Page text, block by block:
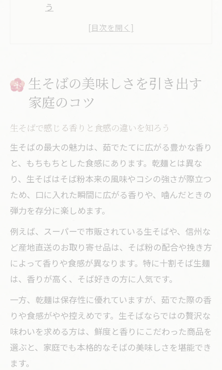
う
美味しい生そばを家庭で仕上げる茹で方
失敗しない生そばの扱いと保存方法
市販生そばの選び方と味わい深い楽しみ方
スーパーの生そばで味を見極めるポイン
ト
生そばのパッケージ表示に注目する理由
生そばと乾麺の食感の違いを比べてみよ
う
市販生そばを美味しく楽しむアレンジ法
生そばの食感と香りで変わる食卓体験
食卓を彩る生そばの魅力と香りの秘密
生そばの食感が与える満足感とは
家庭で再現できる生そばの食感の工夫
生そばの香りを引き立てる薬味の選び方
スーパーで見つける本当に美味しい生そば
生そばの美味しさを引き出す
家庭のコツ
生そばで感じる香りと食感の違いを知ろう
生そばの最大の魅力は、茹でたてに広がる豊かな香り
と、もちもちとした食感にあります。乾麺とは異な
り、生そばはそば粉本来の風味やコシの強さが際立つ
ため、口に入れた瞬間に広がる香りや、噛んだときの
弾力を存分に楽しめます。
例えば、スーパーで市販されている生そばや、信州な
ど産地直送のお取り寄せ品は、そば粉の配合や挽き方
によって香りや食感が異なります。特に十割そば生麺
は、香りが高く、そば好きの方に人気です。
一方、乾麺は保存性に優れていますが、茹でた際の香
りや食感がやや控えめです。生そばならではの贅沢な
味わいを求める方は、鮮度と香りにこだわった商品を
選ぶと、家庭でも本格的なそばの美味しさを堪能でき
ます。